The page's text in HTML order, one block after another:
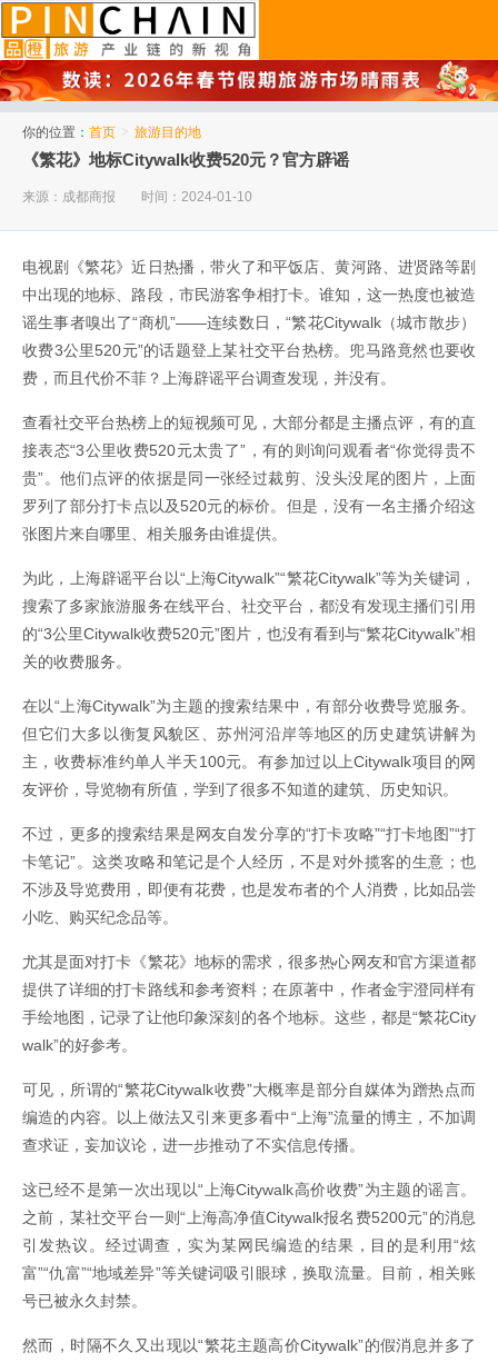
你的位置： 首页 > 旅游目的地
《繁花》地标Citywalk收费520元？官方辟谣
来源：成都商报 时间：2024-01-10
电视剧《繁花》近日热播，带火了和平饭店、黄河路、进贤路等剧
中出现的地标、路段，市民游客争相打卡。谁知，这一热度也被造
谣生事者嗅出了“商机”——连续数日，“繁花Citywalk（城市散步）
收费3公里520元”的话题登上某社交平台热榜。兜马路竟然也要收
费，而且代价不菲？上海辟谣平台调查发现，并没有。
查看社交平台热榜上的短视频可见，大部分都是主播点评，有的直
接表态“3公里收费520元太贵了”，有的则询问观看者“你觉得贵不
贵”。他们点评的依据是同一张经过裁剪、没头没尾的图片，上面
罗列了部分打卡点以及520元的标价。但是，没有一名主播介绍这
张图片来自哪里、相关服务由谁提供。
为此，上海辟谣平台以“上海Citywalk”“繁花Citywalk”等为关键词，
搜索了多家旅游服务在线平台、社交平台，都没有发现主播们引用
的“3公里Citywalk收费520元”图片，也没有看到与“繁花Citywalk”相
关的收费服务。
在以“上海Citywalk”为主题的搜索结果中，有部分收费导览服务。
但它们大多以衡复风貌区、苏州河沿岸等地区的历史建筑讲解为
主，收费标准约单人半天100元。有参加过以上Citywalk项目的网
友评价，导览物有所值，学到了很多不知道的建筑、历史知识。
不过，更多的搜索结果是网友自发分享的“打卡攻略”“打卡地图”“打
卡笔记”。这类攻略和笔记是个人经历，不是对外揽客的生意；也
不涉及导览费用，即便有花费，也是发布者的个人消费，比如品尝
小吃、购买纪念品等。
尤其是面对打卡《繁花》地标的需求，很多热心网友和官方渠道都
提供了详细的打卡路线和参考资料；在原著中，作者金宇澄同样有
手绘地图，记录了让他印象深刻的各个地标。这些，都是“繁花City
walk”的好参考。
可见，所谓的“繁花Citywalk收费”大概率是部分自媒体为蹭热点而
编造的内容。以上做法又引来更多看中“上海”流量的博主，不加调
查求证，妄加议论，进一步推动了不实信息传播。
这已经不是第一次出现以“上海Citywalk高价收费”为主题的谣言。
之前，某社交平台一则“上海高净值Citywalk报名费5200元”的消息
引发热议。经过调查，实为某网民编造的结果，目的是利用“炫
富”“仇富”“地域差异”等关键词吸引眼球，换取流量。目前，相关账
号已被永久封禁。
然而，时隔不久又出现以“繁花主题高价Citywalk”的假消息并多了